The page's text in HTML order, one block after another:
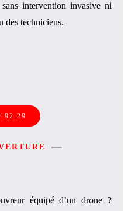
intervention invasive ni
des techniciens.
92 29
équipé d’un drone ?